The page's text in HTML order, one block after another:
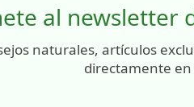
al newsletter
naturales, artículos
directamente